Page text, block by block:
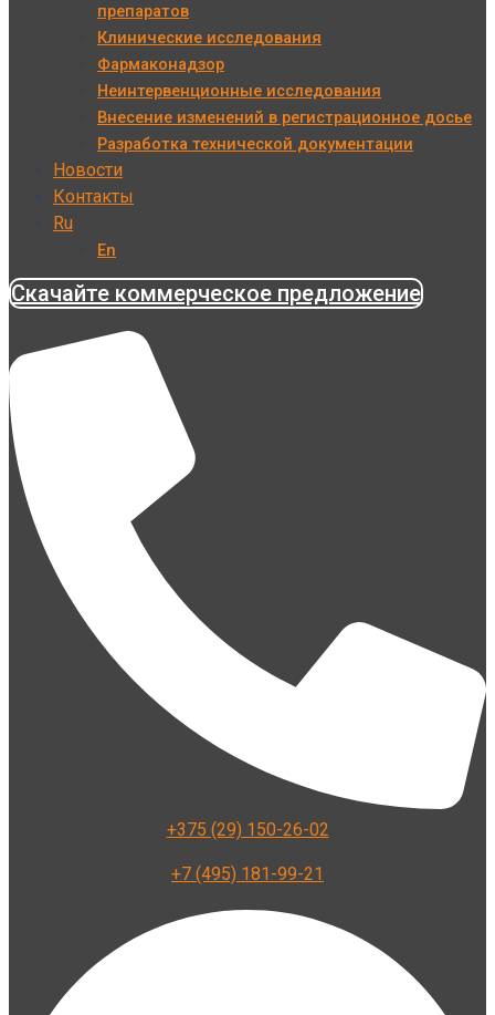
препаратов
Клинические исследования
Фармаконадзор
Неинтервенционные исследования
Внесение изменений в регистрационное досье
Разработка технической документации
Новости
Контакты
Ru
En
Скачайте коммерческое предложение
+375 (29) 150-26-02
+7 (495) 181-99-21